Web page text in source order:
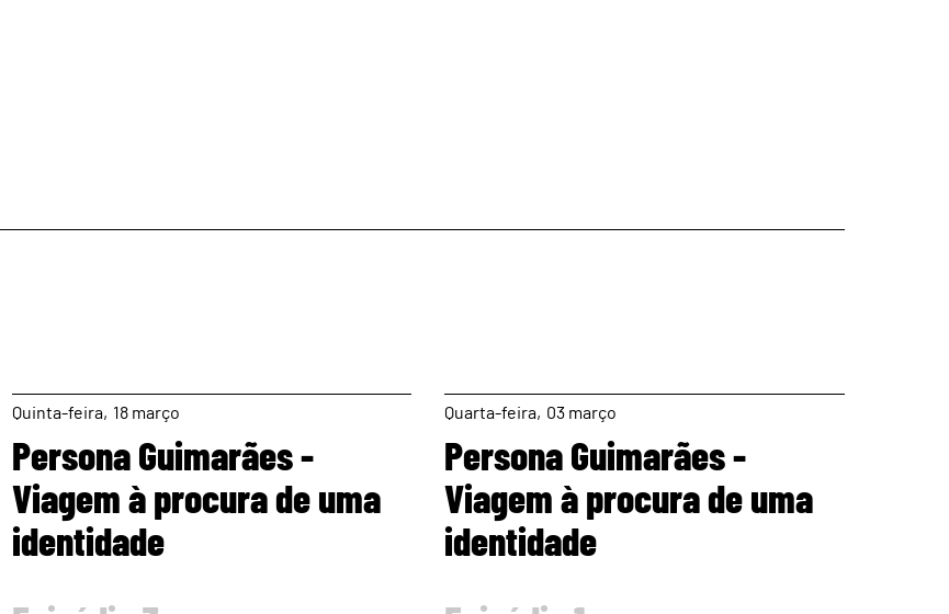
page
18 março
Quinta
Persona Guimarães -
Viagem à procura de uma
identidade
page
03 março
Quarta
Persona Guimarães -
Viagem à procura de uma
identidade